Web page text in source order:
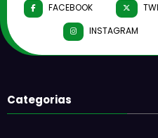
FACEBOOK
INSTAGRAM
Categorias